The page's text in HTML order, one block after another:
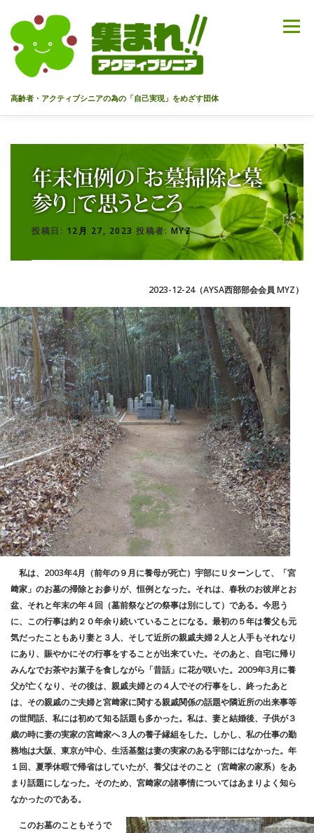
高齢者・アクティブシニアの為の「自己実現」をめざす団体
メニュー
HOME 代表あいさつ 私達について 今までのセミナー
メンバー 情報を募集中！ お問合せ 最新情報
プライバシーポリシー
年末恒例の「お墓掃除と墓
参り」で思うところ
投稿日: 12月 27, 2023 投稿者: MYZ
2023-12-24（AYSA西部部会会員 MYZ）
私は、2003年4月（前年の９月に養母が死亡）宇部にＵターンして、「宮
﨑家」のお墓の掃除とお参りが、恒例となった。それは、春秋のお彼岸とお
盆、それと年末の年４回（墓前祭などの祭事は別にして）である。今思う
に、この行事は約２０年余り続いていることになる。最初の５年は養父も元
気だったこともあり妻と３人、そして近所の親戚夫婦２人と人手もそれなり
にあり、賑やかにその行事をすることが出来ていた。そのあと、自宅に帰り
みんなでお茶やお菓子を食しながら「昔話」に花が咲いた。2009年3月に養
父が亡くなり、その後は、親戚夫婦との４人でその行事をし、終ったあと
は、その親戚のご夫婦と宮﨑家に関する親戚関係の話題や隣近所の出来事等
の世間話、私には初めて知る話題も多かった。私は、妻と結婚後、子供が３
歳の時に妻の実家の宮﨑家へ３人の養子縁組をした。しかし、私の仕事の勤
務地は大阪、東京が中心、生活基盤は妻の実家のある宇部にはなかった。年
１回、夏季休暇で帰省はしていたが、養父はそのこと（宮﨑家の家系）をあ
まり話題にしなった。そのため、宮﨑家の諸事情についてはあまりよく知ら
なかったのである。
このお墓のこともそうで